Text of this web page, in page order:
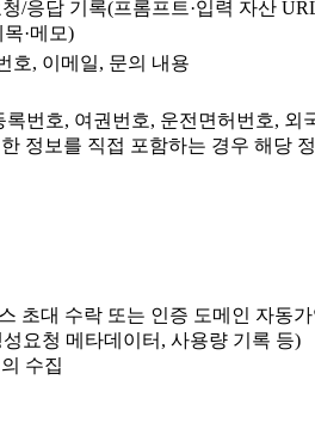
/응답 기록(프롬프트·입력 자산
·메모)
호, 이메일, 문의 내용
번호, 여권번호, 운전면허번호,
정보를 직접 포함하는 경우 해당
초대 수락 또는 인증 도메인 자동
요청 메타데이터, 사용량 기록 등)
수집